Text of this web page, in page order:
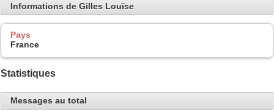
Informations de Gilles Louïse
Pays
France
Statistiques
Messages au total